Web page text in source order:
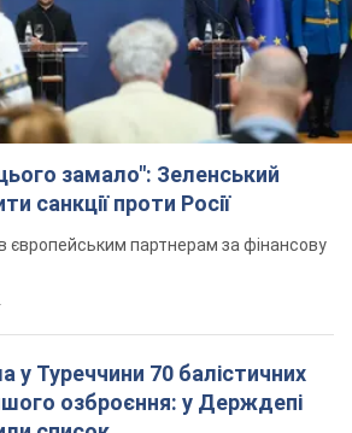
замало": Зеленський
санкції проти Росії
європейським партнерам за фінансову
у Туреччини 70 балістичних
озброєння: у Держдепі